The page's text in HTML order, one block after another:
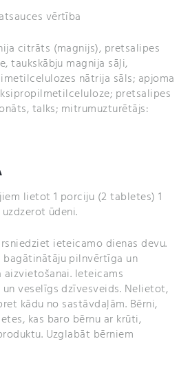
vērtība
citrāts (magnijs), pretsalipes
taukskābju magnija sāļi,
nātrija sāls; apjoma
pretsalipes
talks; mitrumuzturētājs:
lietot 1 porciju (2 tabletes) 1
ūdeni.
ieteicamo dienas devu.
pilnvērtīga un
aizvietošanai. Ieteicams
veselīgs dzīvesveids. Nelietot,
kādu no sastāvdaļām. Bērni,
kas baro bērnu ar krūti,
Uzglabāt bērniem